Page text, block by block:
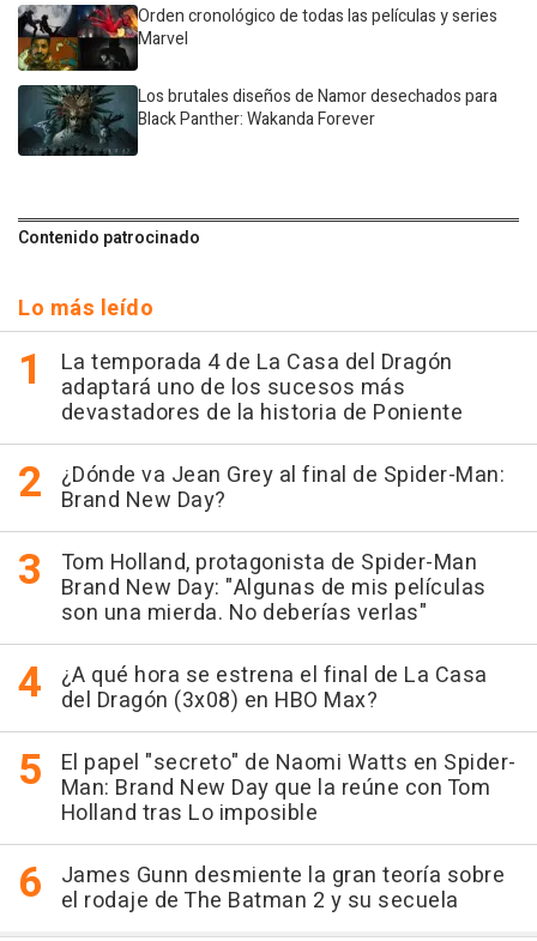
Orden cronológico de todas las películas y series
Marvel
Los brutales diseños de Namor desechados para
Black Panther: Wakanda Forever
Contenido patrocinado
Lo más leído
La temporada 4 de La Casa del Dragón
adaptará uno de los sucesos más
devastadores de la historia de Poniente
¿Dónde va Jean Grey al final de Spider-Man:
Brand New Day?
Tom Holland, protagonista de Spider-Man
Brand New Day: "Algunas de mis películas
son una mierda. No deberías verlas"
¿A qué hora se estrena el final de La Casa
del Dragón (3x08) en HBO Max?
El papel "secreto" de Naomi Watts en Spider-
Man: Brand New Day que la reúne con Tom
Holland tras Lo imposible
James Gunn desmiente la gran teoría sobre
el rodaje de The Batman 2 y su secuela